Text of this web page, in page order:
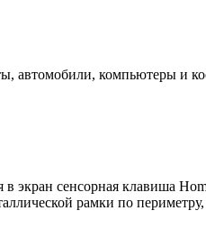
автомобили, компьютеры и
в экран сенсорная клавиша
рамки по